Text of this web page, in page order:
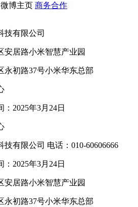
微博主页 商务合作
技有限公司
安居路小米智慧产业园
永初路37号小米华东总部
：2025年3月24日
有限公司 电话：010-60606666
：2025年3月24日
安居路小米智慧产业园
永初路37号小米华东总部